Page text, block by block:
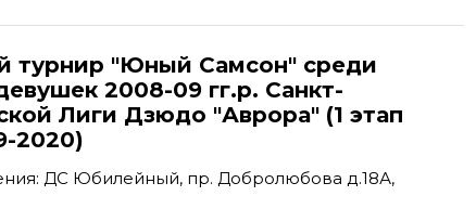
турнир "Юный Самсон" среди
2008-09 гг.р. Санкт-
Лиги Дзюдо "Аврора" (1 этап
2020)
ДС Юбилейный, пр. Добролюбова д.18А,